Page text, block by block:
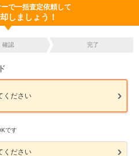
で一括査定依頼して
しましょう！
確認 完了
ください
です
ください